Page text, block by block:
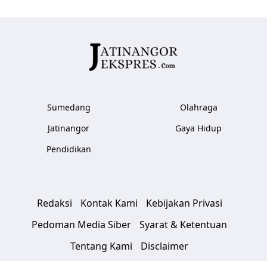
Sumedang
Jatinangor
Pendidikan
Olahraga
Gaya Hidup
Redaksi Kontak Kami
Kebijakan Privasi
Pedoman Media Siber
Syarat & Ketentuan
Tentang Kami
Disclaimer